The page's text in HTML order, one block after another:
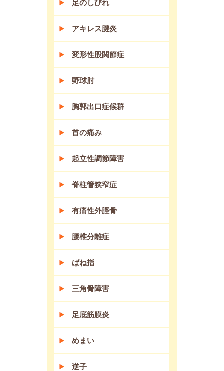
足のしびれ
アキレス腱炎
変形性股関節症
野球肘
胸郭出口症候群
首の痛み
起立性調節障害
脊柱管狭窄症
有痛性外脛骨
腰椎分離症
ばね指
三角骨障害
足底筋膜炎
めまい
逆子